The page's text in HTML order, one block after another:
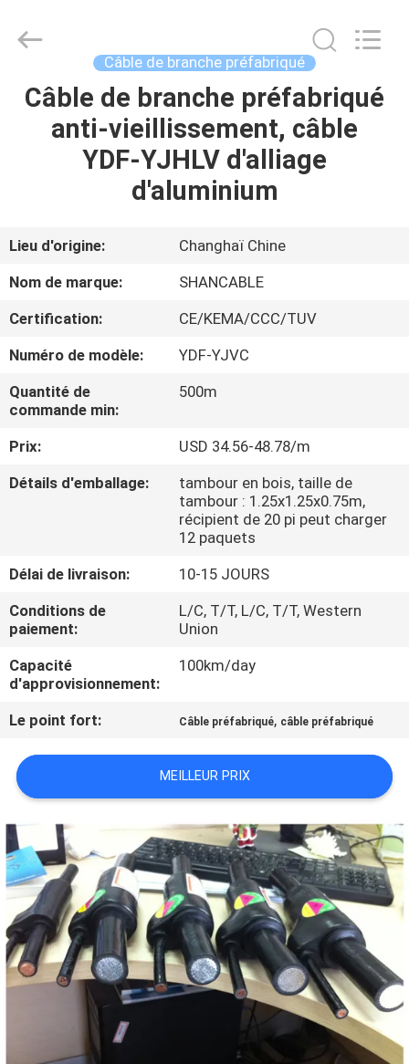
APERÇU
PRODUITS
VR
A
PROPOS
DE
NOUS
CONTRÔLE
DE
LA
QUALITÉ
CONTACT
NOUVELLES
BLOG
DEMANDE
DE
SOUMISSION
NEWS
Cable
(Group)
Rights
Reserved.
Câble de branche préfabriqué
Câble de branche préfabriqué
anti-vieillissement, câble
YDF-YJHLV d'alliage
d'aluminium
Lieu d'origine:
Changhaï Chine
Nom de marque:
SHANCABLE
Certification:
CE/KEMA/CCC/TUV
Numéro de modèle:
YDF-YJVC
Quantité de
commande min:
500m
Prix:
USD 34.56-48.78/m
Détails d'emballage:
tambour en bois, taille de
tambour : 1.25x1.25x0.75m,
récipient de 20 pi peut charger
12 paquets
Délai de livraison:
10-15 JOURS
Conditions de
paiement:
L/C, T/T, L/C, T/T, Western
Union
Capacité
d'approvisionnement:
100km/day
Le point fort: Câble préfabriqué, câble préfabriqué
MEILLEUR PRIX